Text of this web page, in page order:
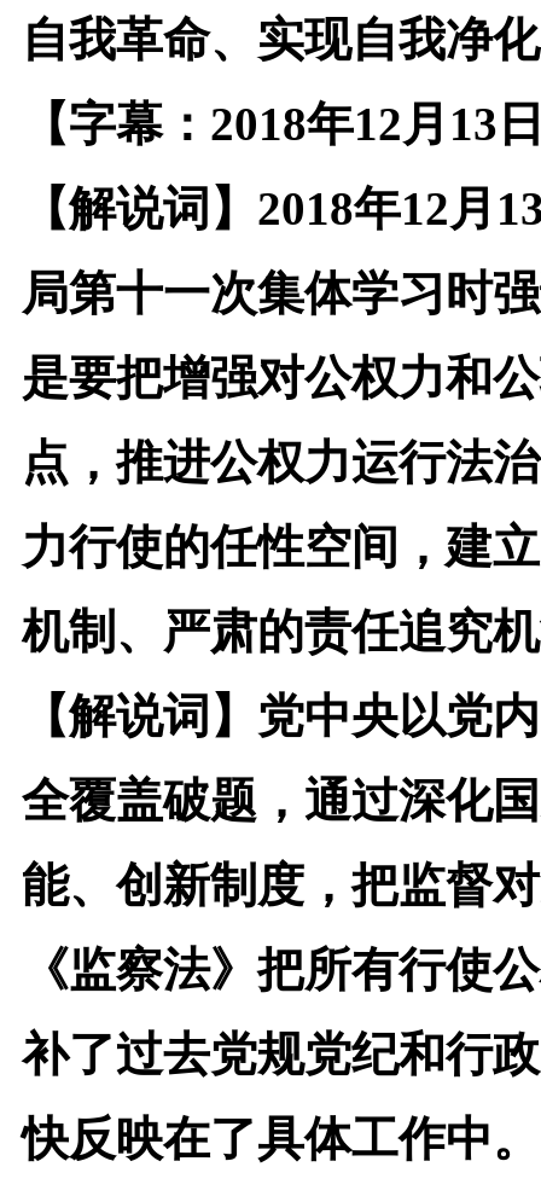
自我革命、实现自我净
【字幕：2018年12月
【解说词】 2018年12月
局第十一次集体学习时
是要把增强对公权力和
点，推进公权力运行法
力行使的任性空间，建
机制、严肃的责任追究
【解说词】 党中央以党
全覆盖破题，通过深化
能、创新制度，把监督
《监察法》把所有行使
补了过去党规党纪和行
快反映在了具体工作中。